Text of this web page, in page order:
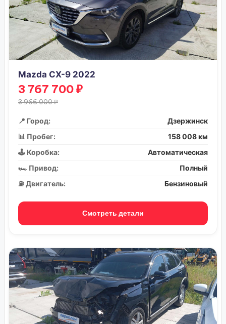
Mazda CX-9 2022
3 767 700 ₽
3 966 000 ₽
📍 Город:
Дзержинск
📊 Пробег:
158 008 км
🕹️ Коробка:
Автоматическая
🏎️ Привод:
Полный
⛽ Двигатель:
Бензиновый
Смотреть детали